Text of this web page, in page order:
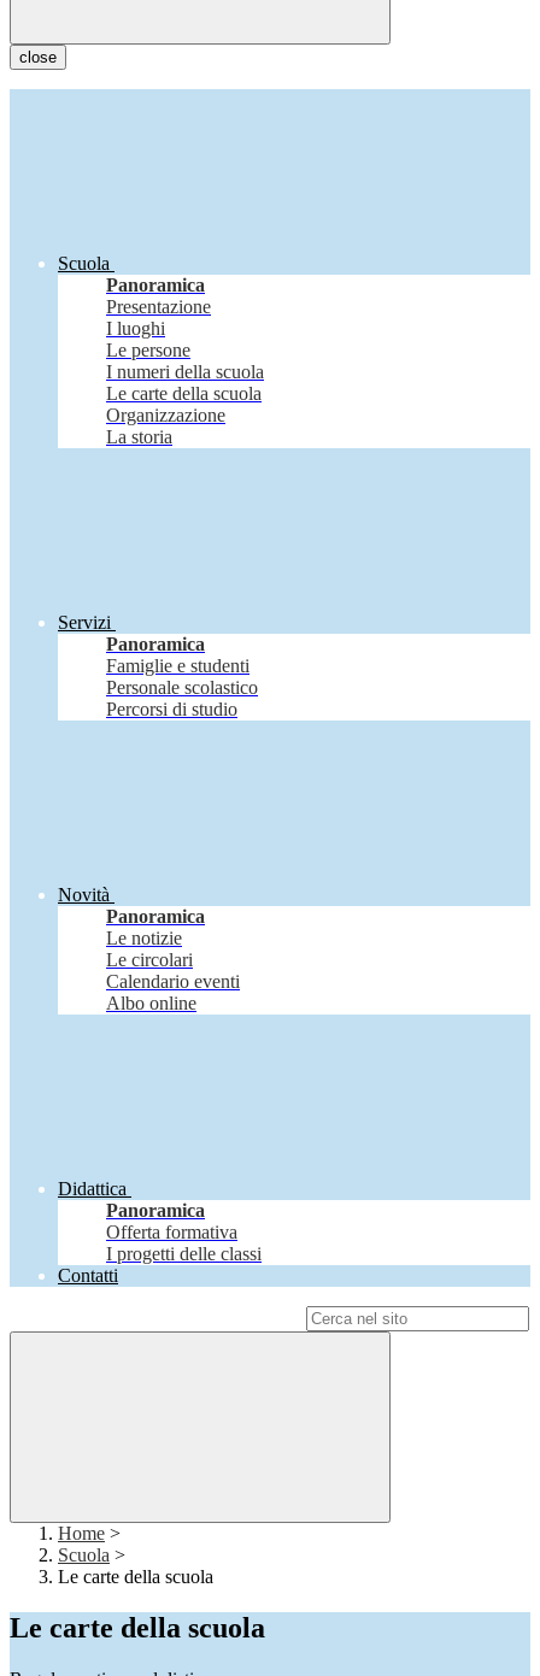
close
Scuola
Panoramica
Presentazione
I luoghi
Le persone
I numeri della scuola
Le carte della scuola
Organizzazione
La storia
Servizi
Panoramica
Famiglie e studenti
Personale scolastico
Percorsi di studio
Novità
Panoramica
Le notizie
Le circolari
Calendario eventi
Albo online
Didattica
Panoramica
Offerta formativa
I progetti delle classi
Contatti
Home >
Scuola >
Le carte della scuola
Le carte della scuola